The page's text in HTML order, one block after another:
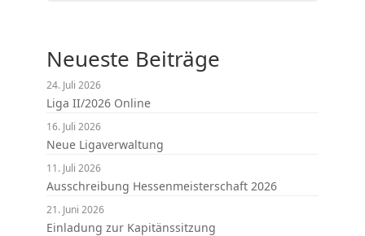
Neueste Beiträge
Liga II/2026 Online
24. Juli 2026
Neue Ligaverwaltung
16. Juli 2026
Ausschreibung Hessenmeisterschaft 2026
11. Juli 2026
Einladung zur Kapitänssitzung
21. Juni 2026